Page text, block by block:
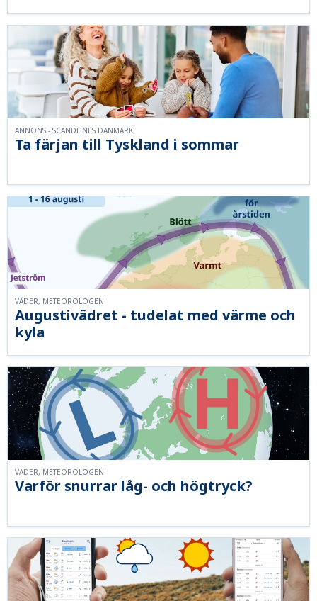
Ta färjan till Tyskland i sommar
ANNONS - SCANDLINES DANMARK
Augustivädret - tudelat med värme och
kyla
VÄDER, METEOROLOGEN
Varför snurrar låg- och högtryck?
VÄDER, METEOROLOGEN